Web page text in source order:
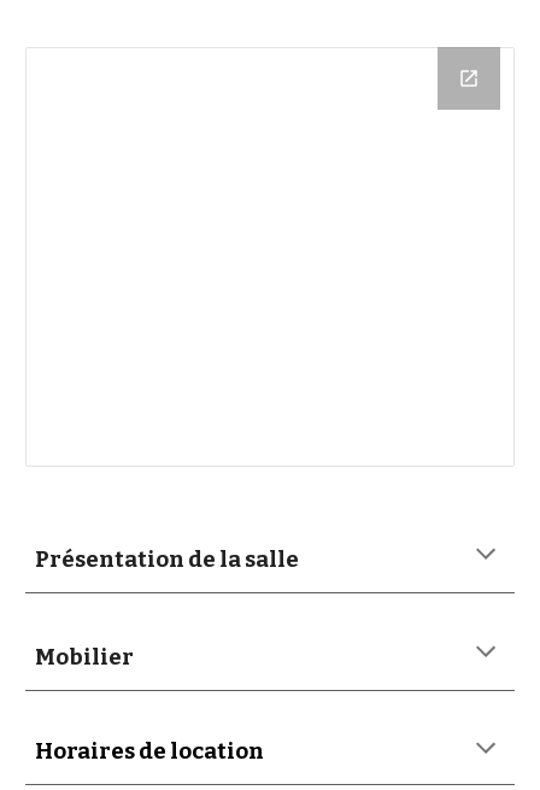
Présentation de la salle
Mobilier
Horaires de location